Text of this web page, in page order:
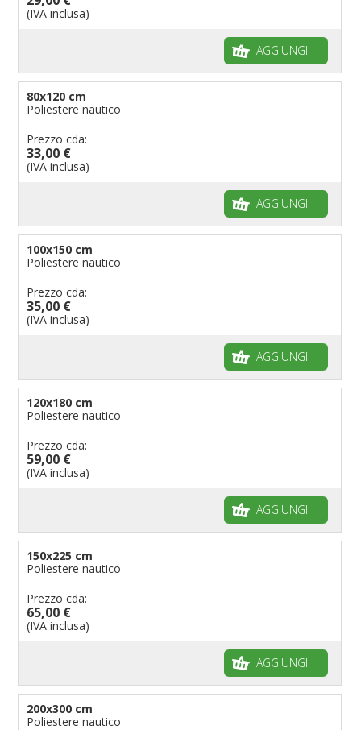
(IVA inclusa)
AGGIUNGI
80x120 cm
Poliestere nautico
Prezzo cda:
33,00 €
(IVA inclusa)
AGGIUNGI
100x150 cm
Poliestere nautico
Prezzo cda:
35,00 €
(IVA inclusa)
AGGIUNGI
120x180 cm
Poliestere nautico
Prezzo cda:
59,00 €
(IVA inclusa)
AGGIUNGI
150x225 cm
Poliestere nautico
Prezzo cda:
65,00 €
(IVA inclusa)
AGGIUNGI
200x300 cm
Poliestere nautico